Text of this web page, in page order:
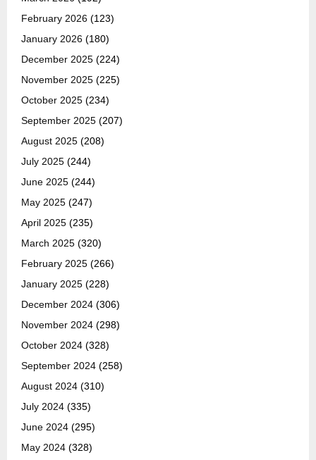
February 2026 (123)
January 2026 (180)
December 2025 (224)
November 2025 (225)
October 2025 (234)
September 2025 (207)
August 2025 (208)
July 2025 (244)
June 2025 (244)
May 2025 (247)
April 2025 (235)
March 2025 (320)
February 2025 (266)
January 2025 (228)
December 2024 (306)
November 2024 (298)
October 2024 (328)
September 2024 (258)
August 2024 (310)
July 2024 (335)
June 2024 (295)
May 2024 (328)